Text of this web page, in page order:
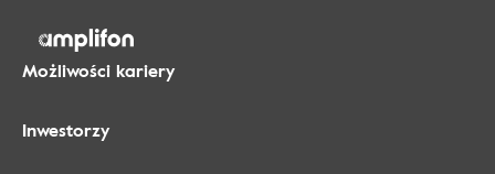
Możliwości kariery
Inwestorzy